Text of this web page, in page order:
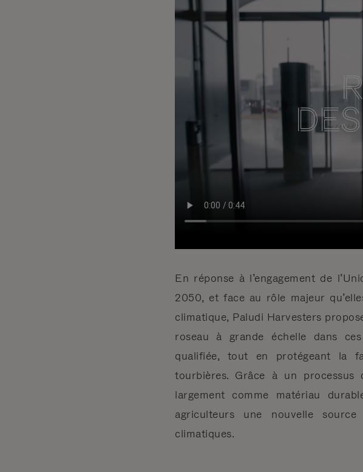
En réponse à l’engagement de
2050, et face au rôle majeur
climatique, Paludi Harvesters
roseau à grande échelle dans
qualifiée, tout en protégeant la
tourbières. Grâce à un
largement comme matériau
agriculteurs une nouvelle
climatiques.